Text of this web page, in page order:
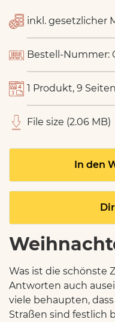
inkl. gesetzlicher
Bestell-Nummer:
1 Produkt, 9
File size (2.06 MB)
In den
Was ist die schönste
Antworten auch
viele behaupten,
Straßen sind festlich